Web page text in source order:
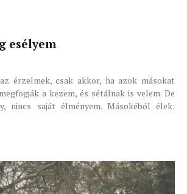
esélyem
érzelmek, csak akkor, ha azok másokat
a kezem, és sétálnak is velem. De
nincs saját élményem. Másokéból élek: